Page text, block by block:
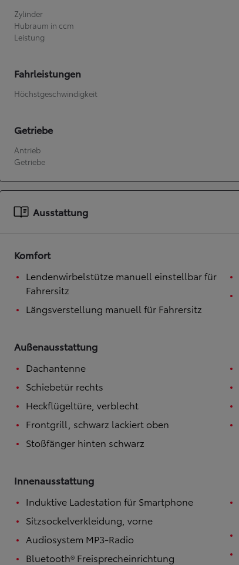
Ab
bZ4X
Hilux
Ab
Der neue GR GT
BENZIN
Zylinder
Hubraum in ccm
Leistung
Fahrleistungen
Höchstgeschwindigkeit
Getriebe
Antrieb
Getriebe
Ausstattung
Komfort
Lendenwirbelstütze manuell einstellbar für
Fahrersitz
Längsverstellung manuell für Fahrersitz
Außenausstattung
Dachantenne
Schiebetür rechts
Heckflügeltüre, verblecht
Frontgrill, schwarz lackiert oben
Stoßfänger hinten schwarz
Innenausstattung
Induktive Ladestation für Smartphone
Sitzsockelverkleidung, vorne
Audiosystem MP3-Radio
Bluetooth® Freisprecheinrichtung